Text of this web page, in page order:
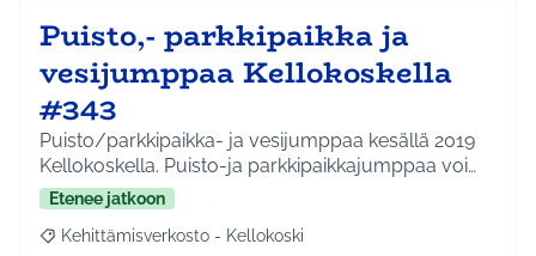
Puisto,- parkkipaikka ja
vesijumppaa Kellokoskella
#343
Puisto/parkkipaikka- ja vesijumppaa kesällä 2019
Kellokoskella. Puisto-ja parkkipaikkajumppaa voi…
Etenee jatkoon
Rajaa tulokset aihepiirin mukaan: Kehittämisverkosto -
Kehittämisverkosto - Kellokoski